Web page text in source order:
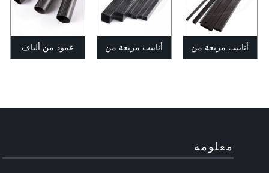
عمود من ألياف أنابيب مربعة من أنابيب مربعة من
معلومة